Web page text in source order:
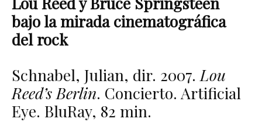
bajo la mirada cinematográfica
del rock
Schnabel, Julian, dir. 2007. Lou
Reed’s Berlin. Concierto. Artificial
Eye. BluRay, 82 min.